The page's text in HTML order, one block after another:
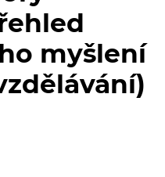
myšlení